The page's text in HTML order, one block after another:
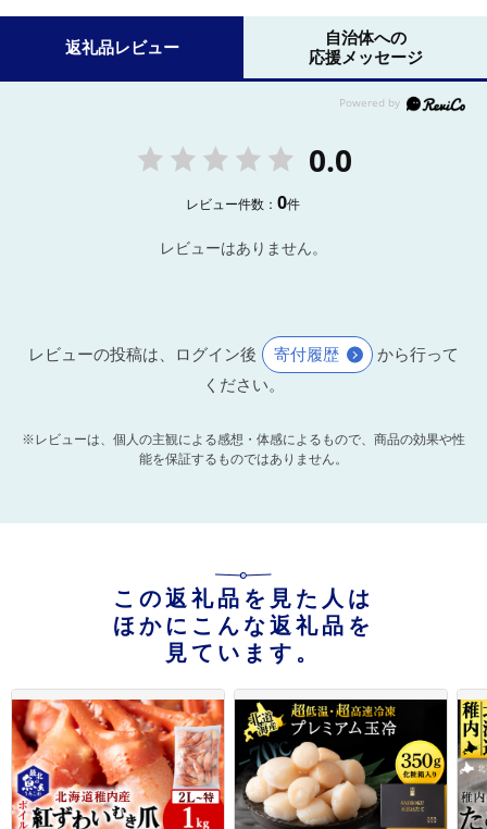
返礼品レビュー
自治体への
応援メッセージ
0.0
レビュー件数：0件
レビューはありません。
レビューの投稿は、ログイン後 寄付履歴
から行って
ください。
※レビューは、個人の主観による感想・体感によるもので、商品の効果や性
能を保証するものではありません。
この返礼品を見た人は
ほかにこんな返礼品を
見ています。